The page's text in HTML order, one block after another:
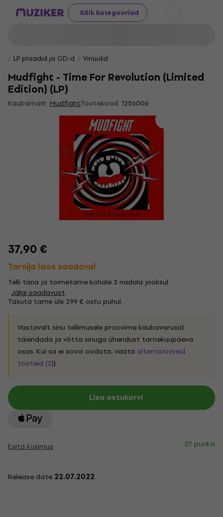
Kõik kategooriad
LP plaadid ja CD-d Vinüülid
Mudfight - Time For Revolution (Limited
Edition) (LP)
Kaubamärk: MudfightTootekood: 1256006
37,90 €
Tarnija laos saadaval
Telli täna ja toimetame kohale 3 nädala jooksul
Jälgi saadavust
Tasuta tarne üle 299 € ostu puhul.
Vastavalt sinu tellimusele proovime kaubavarusid
täiendada ja võtta sinuga ühendust tarnekuupäeva
osas. Kui sa ei soovi oodata, vaata alternatiivseid
tooteid (2)).
Lisa ostukorvi
Esita küsimus 37 punkti
Release date 22.07.2022